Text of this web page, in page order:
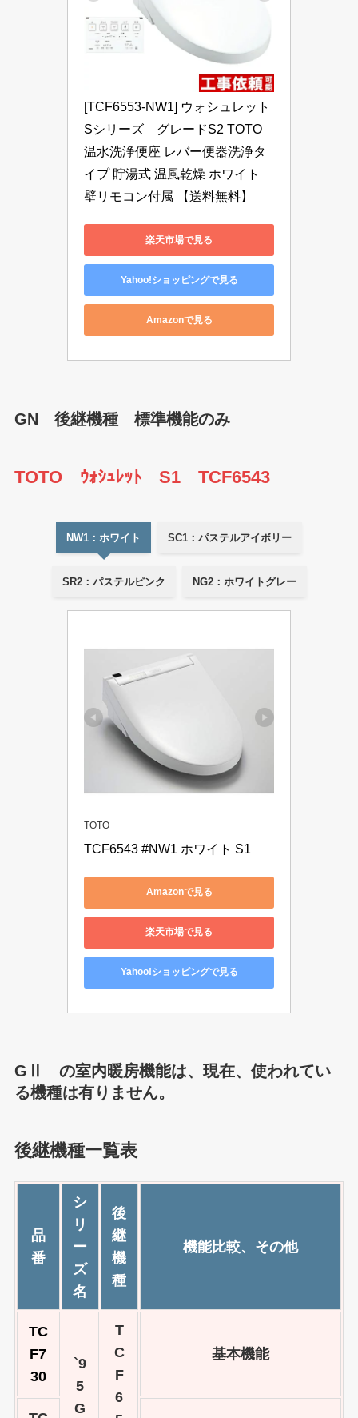
[TCF6553-NW1] ウォシュレット
Sシリーズ　グレードS2 TOTO
温水洗浄便座 レバー便器洗浄タ
イプ 貯湯式 温風乾燥 ホワイト
壁リモコン付属 【送料無料】
楽天市場で見る
Yahoo!ショッピングで見る
Amazonで見る
GN 後継機種 標準機能のみ
TOTO ｳｫｼｭﾚｯﾄ S1 TCF6543
NW1：ホワイト SC1：パステルアイボリー
SR2：パステルピンク NG2：ホワイトグレー
TOTO
TCF6543 #NW1 ホワイト S1
Amazonで見る
楽天市場で見る
Yahoo!ショッピングで見る
GⅡ の室内暖房機能は、現在、使われてい
る機種は有りません。
後継機種一覧表
品
番
シ
リ
ー
ズ
名
後
継
機
種
機能比較、その他
TC
F7
30
`9
5
G
T
C
F
6
基本機能